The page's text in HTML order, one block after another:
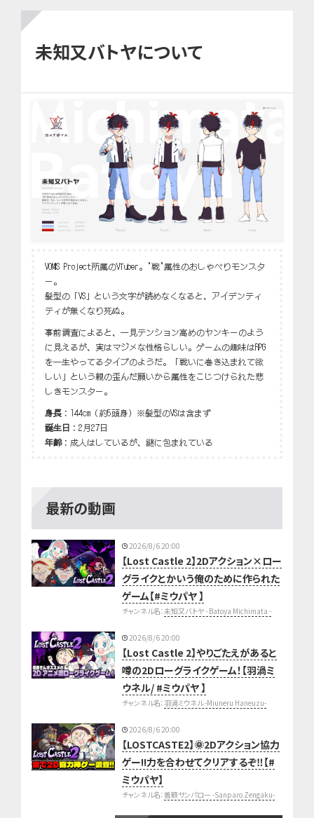
未知又バトヤについて
VOMS Project所属のVTuber。"戦"属性のおしゃべりモンスタ
ー。
髪型の「VS」という文字が読めなくなると、アイデンティ
ティが無くなり死ぬ。
事前調査によると、一見テンション高めのヤンキーのよう
に見えるが、実はマジメな性格らしい。ゲームの趣味はRPG
を一生やってるタイプのようだ。「戦いに巻き込まれて欲
しい」という親の歪んだ願いから属性をこじつけられた悲
しきモンスター。
身長 ：144cm（約5頭身）※髪型のVSは含まず
誕生日 ：2月27日
年齢：成人はしているが、謎に包まれている
最新の動画
2026/8/6 20:00
【Lost Castle 2】2Dアクション×ロー
グライクとかいう俺のために作られた
ゲーム【#ミウパヤ 】
チャンネル名：未知又バトヤ - Batoya Michimata -
2026/8/6 20:00
【Lost Castle 2】やりごたえがあると
噂の2Dローグライクゲーム！【羽渦ミ
ウネル/ #ミウパヤ 】
チャンネル名： 羽渦ミウネル -Miuneru Haneuzu-
2026/8/6 20:00
【LOSTCASTE2】🌞2Dアクション協力
ゲー!!力を合わせてクリアするぞ‼【#
ミウパヤ】
チャンネル名：善額サンパロー -Sanparo Zengaku-